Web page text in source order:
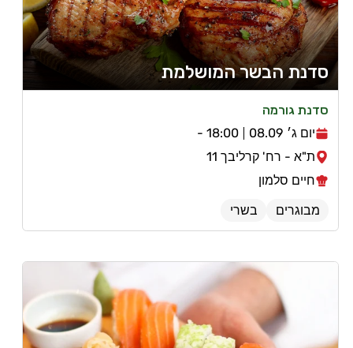
סדנת הבשר המושלמת
סדנת גורמה
יום ג׳ 08.09
18:00 -
ת"א - רח' קרליבך 11
חיים סלמון
מבוגרים
בשרי